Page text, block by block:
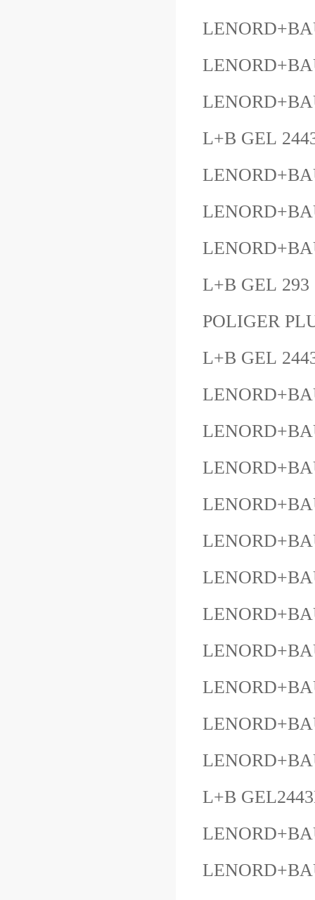
L+B GEL
L+B GEL
POLIGER
L+B GEL
L+B